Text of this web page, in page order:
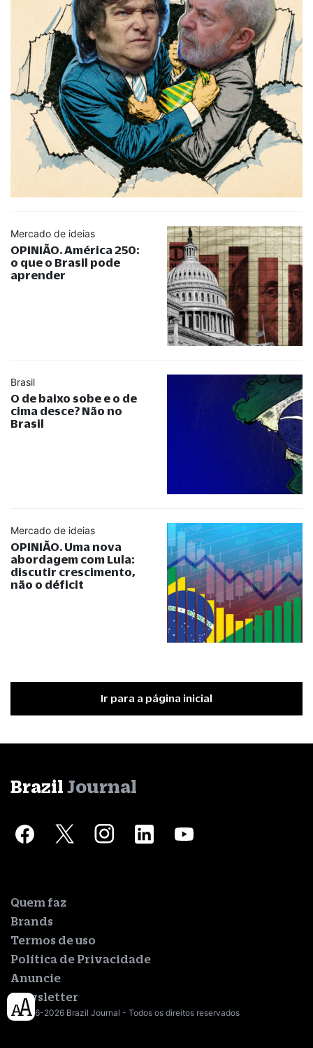
Mercado de ideias
OPINIÃO. América 250:
o que o Brasil pode
aprender
Brasil
O de baixo sobe e o de
cima desce? Não no
Brasil
Mercado de ideias
OPINIÃO. Uma nova
abordagem com Lula:
discutir crescimento,
não o déficit
Ir para a página inicial
Brazil Journal
Quem faz
Brands
Termos de uso
Política de Privacidade
Anuncie
Newsletter
© 2016-2026 Brazil Journal - Todos os direitos reservados